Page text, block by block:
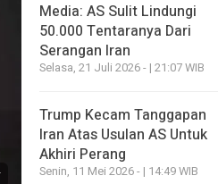
Media: AS Sulit Lindungi
50.000 Tentaranya Dari
Serangan Iran
Selasa, 21 Juli 2026 - | 21:07 WIB
Trump Kecam Tanggapan
Iran Atas Usulan AS Untuk
Akhiri Perang
Senin, 11 Mei 2026 - | 14:49 WIB